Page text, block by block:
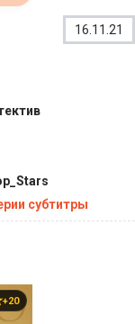
16.11.21
субтитры
+20